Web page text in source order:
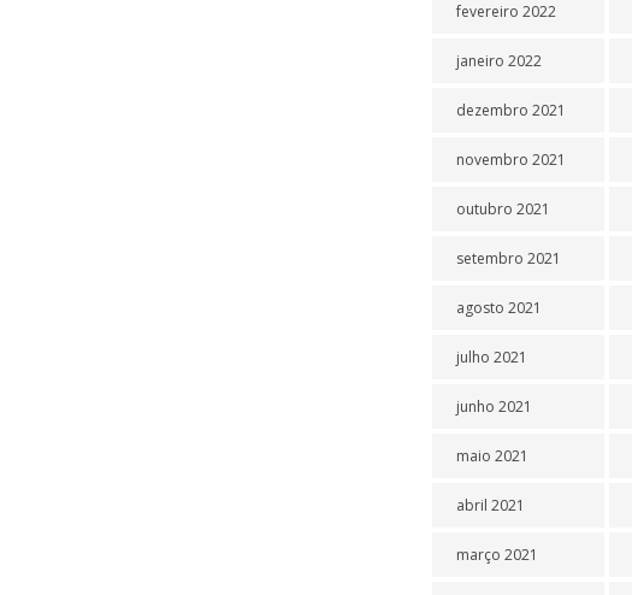
fevereiro 2022
janeiro 2022
dezembro 2021
novembro 2021
outubro 2021
setembro 2021
agosto 2021
julho 2021
junho 2021
maio 2021
abril 2021
março 2021